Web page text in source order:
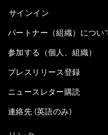
サインイン
パートナー（組織）につい
参加する（個人、組織）
プレスリリース登録
ニュースレター購読
連絡先 (英語のみ)